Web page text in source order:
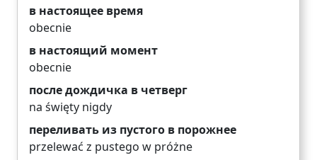
в настоящее время
obecnie
в настоящий момент
obecnie
после дождичка в четверг
na święty nigdy
переливать из пустого в порожнее
przelewać z pustego w próżne